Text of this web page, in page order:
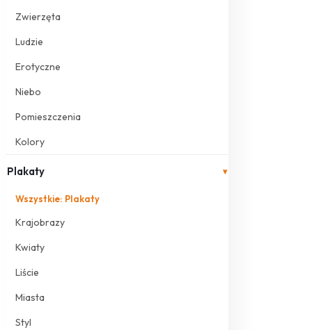
Zwierzęta
Ludzie
Erotyczne
Niebo
Pomieszczenia
Kolory
Plakaty ▾
Wszystkie: Plakaty
Krajobrazy
Kwiaty
Liście
Miasta
Styl